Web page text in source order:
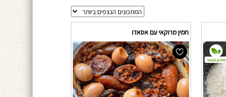
מתכון טבעוני
חמין מרוקאי עם אסאדו